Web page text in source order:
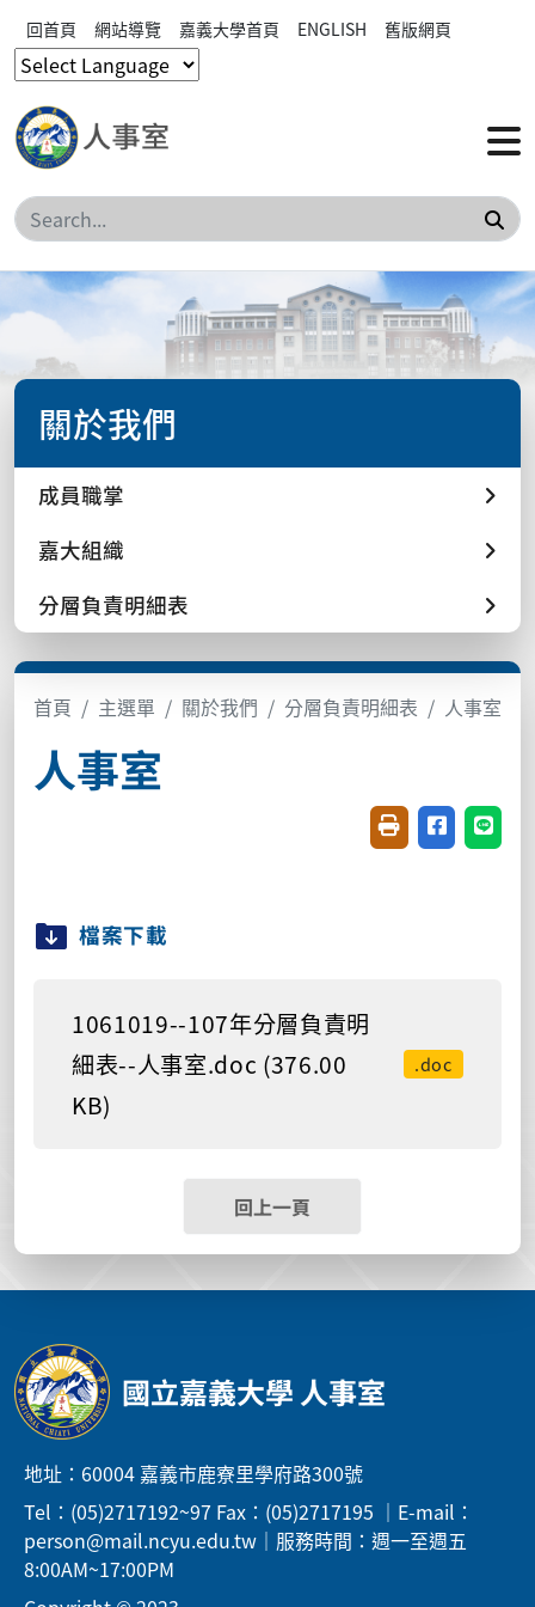
回首頁 網站導覽 嘉義大學首頁 ENGLISH 舊版網頁
搜
關於我們
成員職掌
嘉大組織
分層負責明細表
首頁 主選單 關於我們 分層負責明細表 人事室
人事室
友善列印(開新視
分享至臉書
分享
檔案下載
1061019--107年分層負責明
細表--人事室.doc (376.00
KB)
.doc
回上一頁
國立嘉義大學 人事室
地址：60004 嘉義市鹿寮里學府路300號
Tel：(05)2717192~97 Fax：(05)2717195 ｜E-mail：
person@mail.ncyu.edu.tw｜服務時間：週一至週五
8:00AM~17:00PM